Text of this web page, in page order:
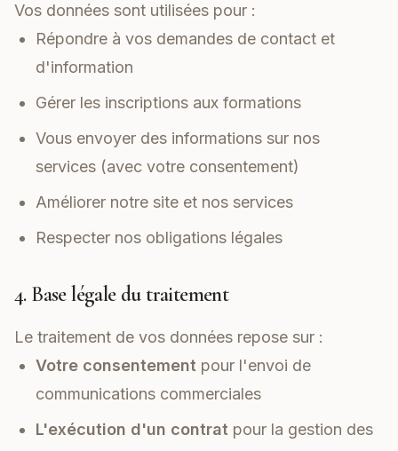
Vos données sont utilisées pour :
Répondre à vos demandes de contact et
d'information
Gérer les inscriptions aux formations
Vous envoyer des informations sur nos
services (avec votre consentement)
Améliorer notre site et nos services
Respecter nos obligations légales
4. Base légale du traitement
Le traitement de vos données repose sur :
Votre consentement pour l'envoi de
communications commerciales
L'exécution d'un contrat pour la gestion des